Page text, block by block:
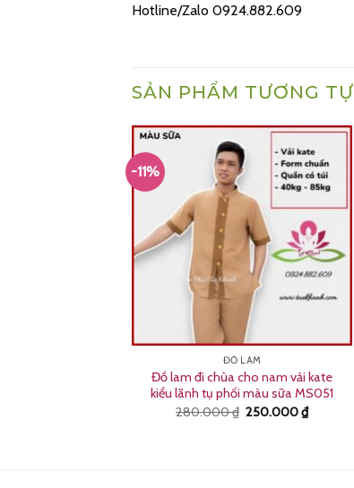
Hotline/Zalo 0924.882.609
SẢN PHẨM TƯƠNG TỰ
-11%
ĐỒ LAM
Đồ lam đi chùa cho nam vải kate
kiểu lãnh tụ phối màu sữa MS051
280.000₫ Giá
250.000₫Giá
hiện